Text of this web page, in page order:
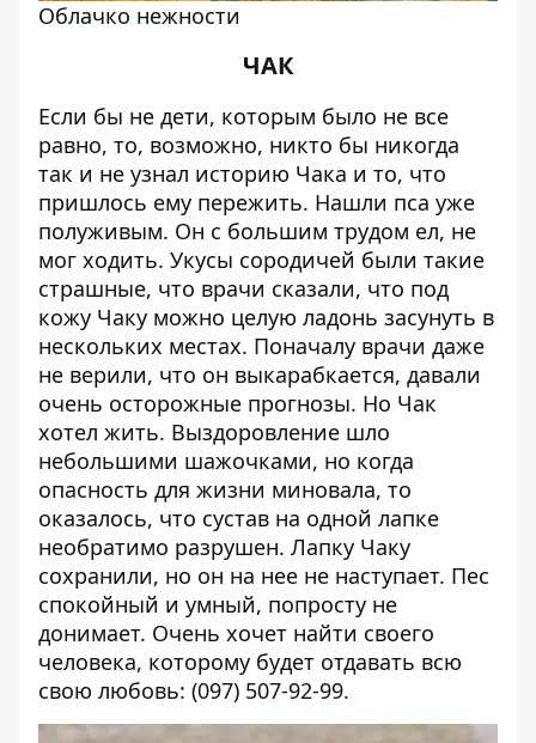
Облачко нежности
ЧАК
Если бы не дети, которым было не все
равно, то, возможно, никто бы никогда
так и не узнал историю Чака и то, что
пришлось ему пережить. Нашли пса уже
полуживым. Он с большим трудом ел, не
мог ходить. Укусы сородичей были такие
страшные, что врачи сказали, что под
кожу Чаку можно целую ладонь засунуть в
нескольких местах. Поначалу врачи даже
не верили, что он выкарабкается, давали
очень осторожные прогнозы. Но Чак
хотел жить. Выздоровление шло
небольшими шажочками, но когда
опасность для жизни миновала, то
оказалось, что сустав на одной лапке
необратимо разрушен. Лапку Чаку
сохранили, но он на нее не наступает. Пес
спокойный и умный, попросту не
донимает. Очень хочет найти своего
человека, которому будет отдавать всю
свою любовь: (097) 507-92-99.